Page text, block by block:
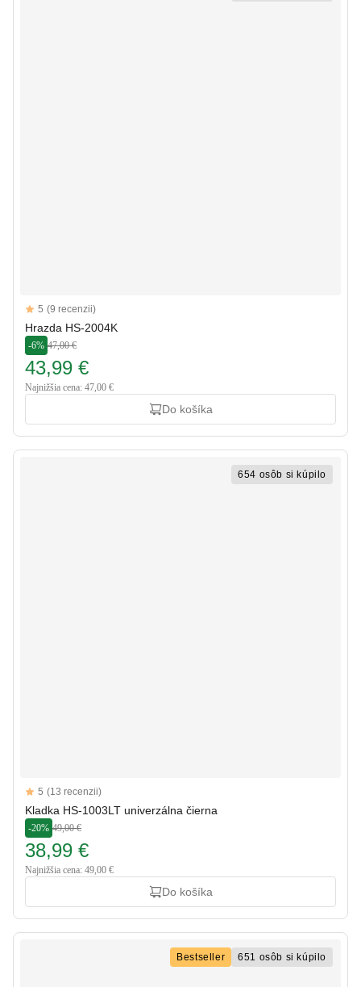
Reviews
5 out of 5 stars
5 (9 recenzii)
Hrazda HS-2004K
-6% 47,00 €
43,99 €
Najnižšia cena: 47,00 €
Do košíka
654 osôb si kúpilo
Reviews
5 out of 5 stars
5 (13 recenzii)
Kladka HS-1003LT univerzálna čierna
-20% 49,00 €
38,99 €
Najnižšia cena: 49,00 €
Do košíka
Bestseller 651 osôb si kúpilo